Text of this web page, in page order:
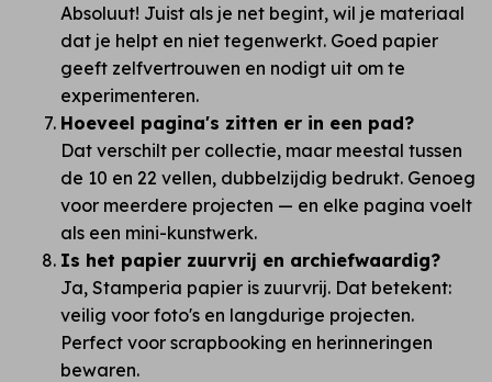
Absoluut! Juist als je net begint, wil je materiaal
dat je helpt en niet tegenwerkt. Goed papier
geeft zelfvertrouwen en nodigt uit om te
experimenteren.
Hoeveel pagina's zitten er in een pad?
Dat verschilt per collectie, maar meestal tussen
de 10 en 22 vellen, dubbelzijdig bedrukt. Genoeg
voor meerdere projecten — en elke pagina voelt
als een mini-kunstwerk.
Is het papier zuurvrij en archiefwaardig?
Ja, Stamperia papier is zuurvrij. Dat betekent:
veilig voor foto's en langdurige projecten.
Perfect voor scrapbooking en herinneringen
bewaren.